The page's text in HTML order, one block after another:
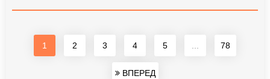
1 2 3 4 5 78
ВПЕРЕД